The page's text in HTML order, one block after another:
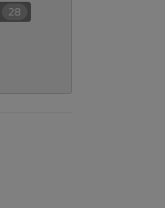
28